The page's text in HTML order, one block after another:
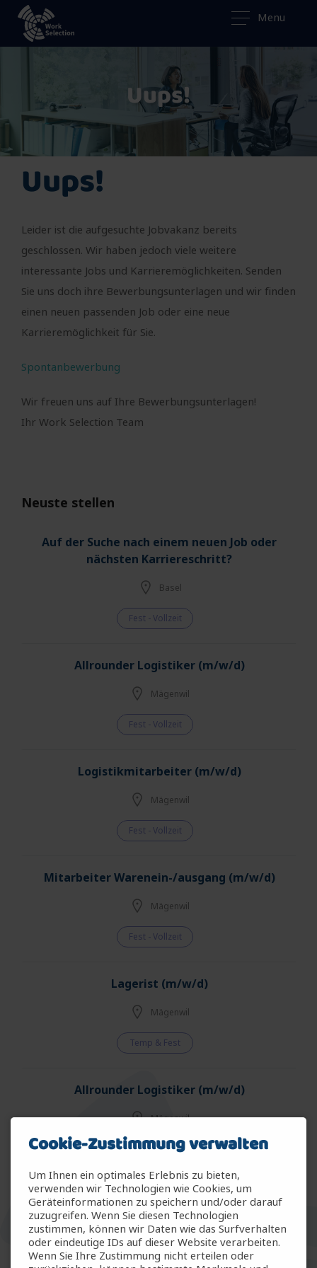
Menu
Uups!
Uups!
Leider ist die aufgesuchte Jobvakanz bereits
geschlossen. Wir haben jedoch viele weitere
interessante Jobs und Karrieremöglichkeiten. Senden
Sie uns doch ihre Bewerbungsunterlagen und wir finden
einen neuen passenden Job oder eine neue
Karrieremöglichkeit für Sie.
Spontanbewerbung
Wir freuen uns auf Ihre Bewerbungsunterlagen!
Ihr Work Selection Team
Neuste stellen
Auf der Suche nach einem neuen Job oder
nächsten Karriereschritt?
Basel
Fest - Vollzeit
Allrounder Logistiker (m/w/d)
Mägenwil
Fest - Vollzeit
Logistikmitarbeiter (m/w/d)
Mägenwil
Fest - Vollzeit
Mitarbeiter Warenein-/ausgang (m/w/d)
Mägenwil
Fest - Vollzeit
Lagerist (m/w/d)
Mägenwil
Temp & Fest
Allrounder Logistiker (m/w/d)
Mägenwil
Temp & Fest
Allrounder Gartenbau (m/w/d)
Arbon
Temp & Fest
Cookie-Zustimmung verwalten
Um Ihnen ein optimales Erlebnis zu bieten,
verwenden wir Technologien wie Cookies, um
Geräteinformationen zu speichern und/oder darauf
zuzugreifen. Wenn Sie diesen Technologien
zustimmen, können wir Daten wie das Surfverhalten
oder eindeutige IDs auf dieser Website verarbeiten.
Wenn Sie Ihre Zustimmung nicht erteilen oder